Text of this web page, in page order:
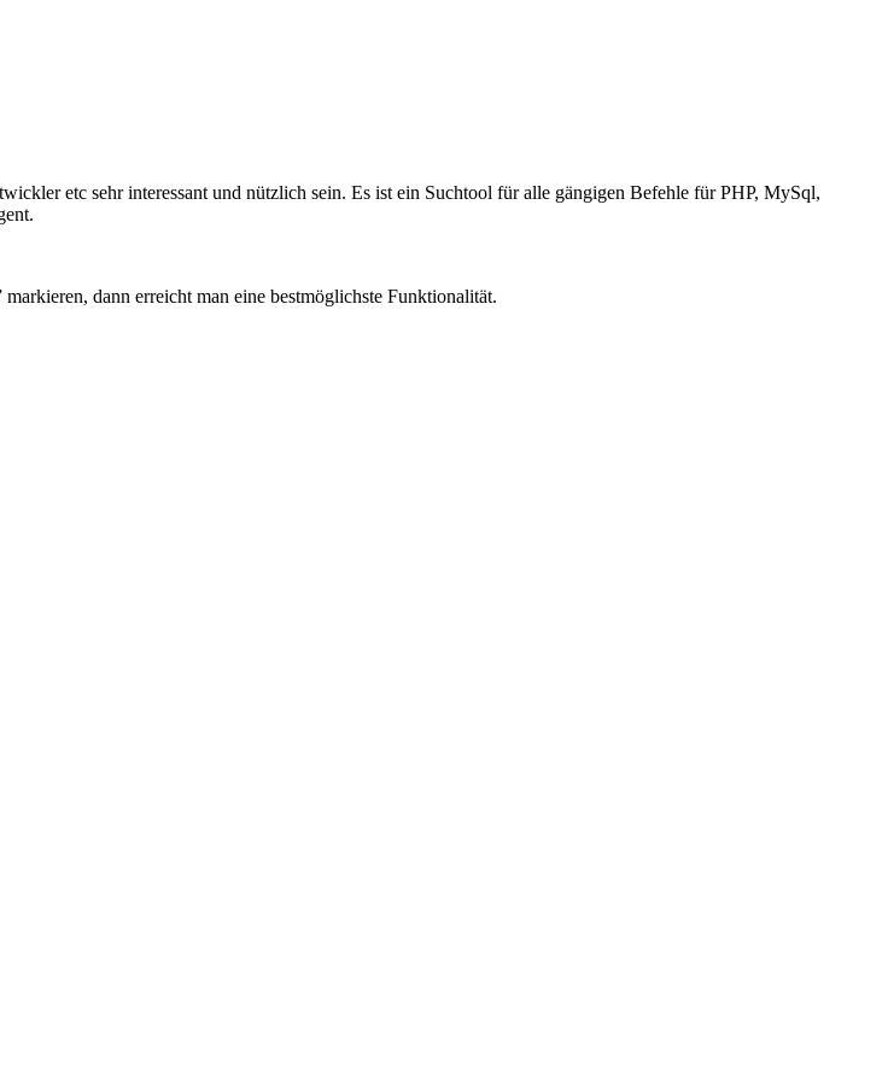
etc sehr interessant und nützlich sein. Es ist ein Suchtool für alle gängigen Befehle für PHP, MySql,
dann erreicht man eine bestmöglichste Funktionalität.